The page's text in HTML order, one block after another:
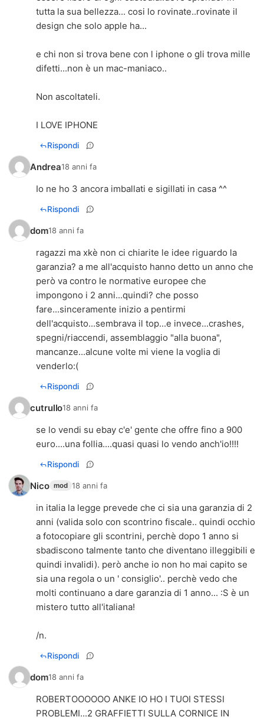
tutta la sua bellezza... cosi lo rovinate..rovinate il
design che solo apple ha...
e chi non si trova bene con l iphone o gli trova mille
difetti...non è un mac-maniaco..
Non ascoltateli.
I LOVE IPHONE
Rispondi
Andrea18 anni fa
Io ne ho 3 ancora imballati e sigillati in casa ^^
Rispondi
dom18 anni fa
ragazzi ma xkè non ci chiarite le idee riguardo la
garanzia? a me all'acquisto hanno detto un anno che
però va contro le normative europee che
impongono i 2 anni...quindi? che posso
fare...sinceramente inizio a pentirmi
dell'acquisto...sembrava il top...e invece...crashes,
spegni/riaccendi, assemblaggio "alla buona",
mancanze...alcune volte mi viene la voglia di
venderlo:(
Rispondi
cutrullo18 anni fa
se lo vendi su ebay c'e' gente che offre fino a 900
euro....una follia....quasi quasi lo vendo anch'io!!!!
Rispondi
Nico mod 18 anni fa
in italia la legge prevede che ci sia una garanzia di 2
anni (valida solo con scontrino fiscale.. quindi occhio
a fotocopiare gli scontrini, perchè dopo 1 anno si
sbadiscono talmente tanto che diventano illeggibili e
quindi invalidi). però anche io non ho mai capito se
sia una regola o un ' consiglio'.. perchè vedo che
molti continuano a dare garanzia di 1 anno... :S è un
mistero tutto all'italiana!
/n.
Rispondi
dom18 anni fa
ROBERTOOOOOO ANKE IO HO I TUOI STESSI
PROBLEMI...2 GRAFFIETTI SULLA CORNICE IN